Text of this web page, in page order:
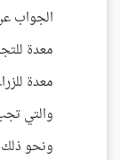
الجواب
معدة
معدة
والتي
ونحو